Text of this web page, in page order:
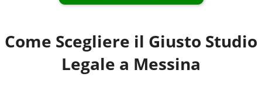
Come Scegliere il Giusto Studio
Legale a Messina